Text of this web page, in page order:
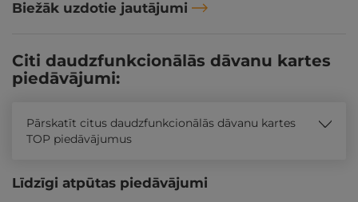
Biežāk uzdotie jautājumi
Citi daudzfunkcionālās dāvanu kartes
piedāvājumi:
Pārskatīt citus daudzfunkcionālās dāvanu kartes
TOP piedāvājumus
Līdzīgi atpūtas piedāvājumi